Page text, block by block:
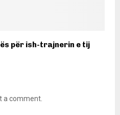
për ish-trajnerin e tij
a comment.